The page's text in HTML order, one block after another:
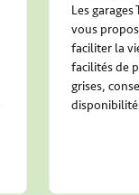
Les
vous
faciliter la
facilités de
grises,